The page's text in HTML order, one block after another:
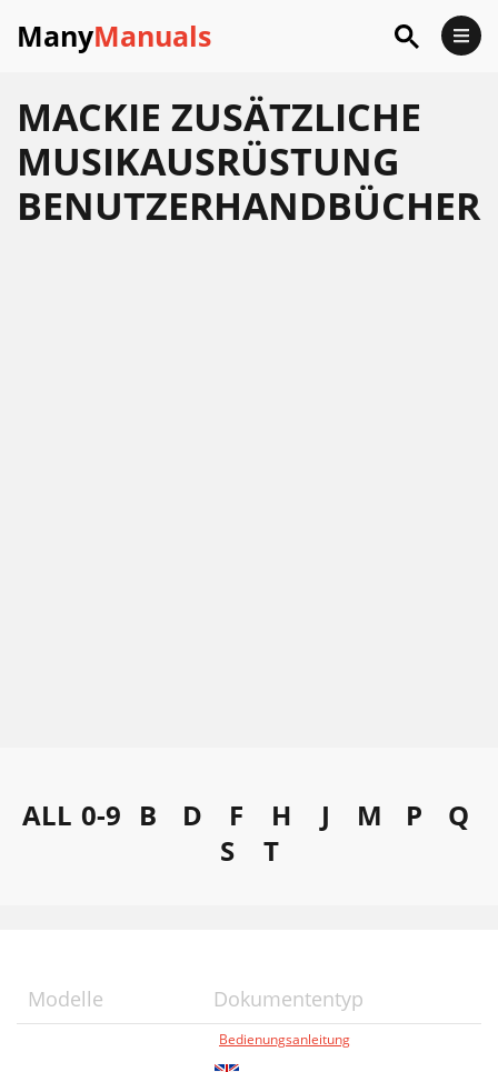
ManyManuals
MACKIE ZUSÄTZLICHE
MUSIKAUSRÜSTUNG
BENUTZERHANDBÜCHER
ALL 0-9 B D F H J M P
Q
S
T
Modelle Dokumententyp
Bedienungsanleitung